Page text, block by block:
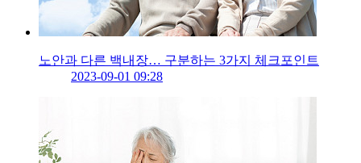
노안과 다른 백내장… 구분하는 3가지 체크포인트
2023-09-01 09:28